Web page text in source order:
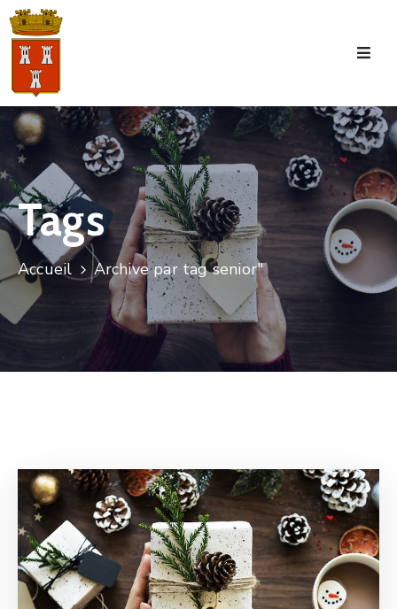
Accueil
La
Commune
Tourisme
Manifestations
Vie
Municipale
Services
Tags
Accueil Archive par tag senior"